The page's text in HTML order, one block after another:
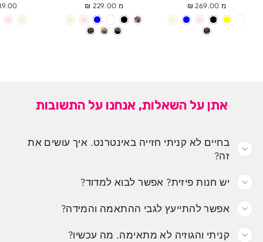
מ 269.00 ₪ מ 229.00 ₪ ₪
אתן על השאלות, אנחנו על התשובות
בחיים לא קניתי חזייה באינטרנט. איך עושים את
זה?
יש חנות פיזית? אפשר לבוא למדוד?
אפשר להתייעץ לגבי ההתאמה והמידה?
קניתי והגוזיה לא מתאימה. מה עכשיו?